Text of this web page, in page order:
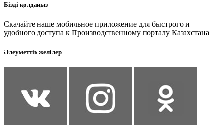
Бізді қолдаңыз
Скачайте наше мобильное приложение для быстрого и
удобного доступа к Производственному порталу Казахстана
Әлеуметтік желілер